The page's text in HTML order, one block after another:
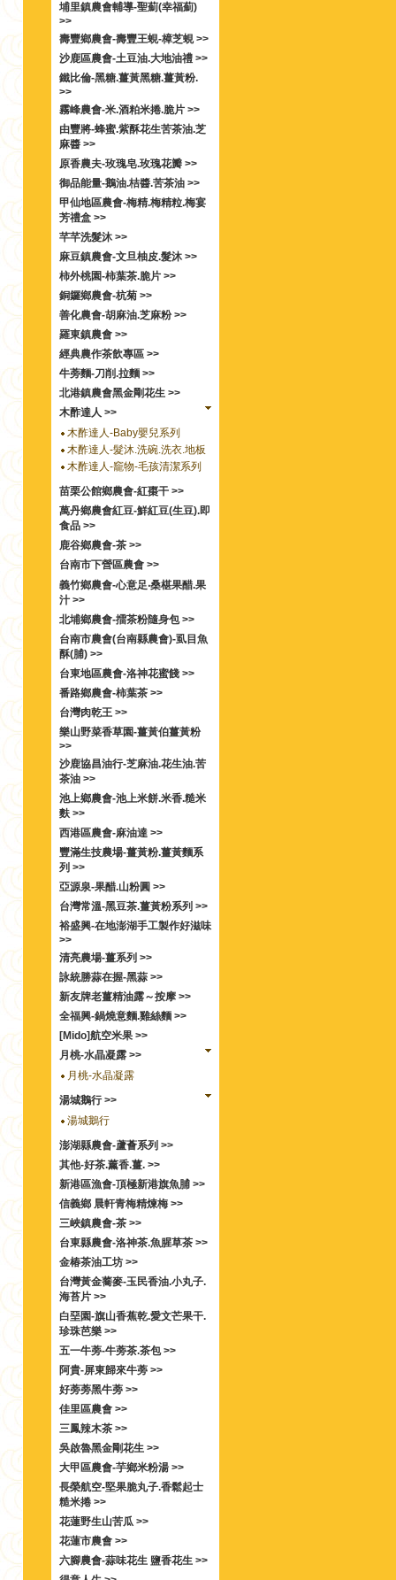
埔里鎮農會輔導-聖薊(幸福薊)
>>
壽豐鄉農會-壽豐王蜆-樟芝蜆 >>
沙鹿區農會-土豆油.大地油禮 >>
鐵比倫-黑糖.薑黃黑糖.薑黃粉.
>>
霧峰農會-米.酒粕米捲.脆片 >>
由豐將-蜂蜜.紫酥花生苦茶油.芝
麻醬 >>
原香農夫-玫瑰皂.玫瑰花瓣 >>
御品能量-鵝油.桔醬.苦茶油 >>
甲仙地區農會-梅精.梅精粒.梅宴
芳禮盒 >>
芊芊洗髮沐 >>
麻豆鎮農會-文旦柚皮.髮沐 >>
柿外桃園-柿葉茶.脆片 >>
銅鑼鄉農會-杭菊 >>
善化農會-胡麻油.芝麻粉 >>
羅東鎮農會 >>
經典農作茶飲專區 >>
牛蒡麵-刀削.拉麵 >>
北港鎮農會黑金剛花生 >>
木酢達人 >>
木酢達人-Baby嬰兒系列
木酢達人-髮沐.洗碗.洗衣.地板
木酢達人-竉物-毛孩清潔系列
苗栗公館鄉農會-紅棗干 >>
萬丹鄉農會紅豆-鮮紅豆(生豆).即
食品 >>
鹿谷鄉農會-茶 >>
台南市下營區農會 >>
義竹鄉農會-心意足‧桑椹果醋.果
汁 >>
北埔鄉農會-擂茶粉隨身包 >>
台南市農會(台南縣農會)-虱目魚
酥(脯) >>
台東地區農會-洛神花蜜餞 >>
番路鄉農會-柿葉茶 >>
台灣肉乾王 >>
樂山野菜香草園-薑黃伯薑黃粉
>>
沙鹿協昌油行-芝麻油.花生油.苦
茶油 >>
池上鄉農會-池上米餅.米香.糙米
麩 >>
西港區農會-麻油達 >>
豐滿生技農場-薑黃粉.薑黃麵系
列 >>
亞源泉-果醋.山粉圓 >>
台灣常溫-黑豆茶.薑黃粉系列 >>
裕盛興-在地澎湖手工製作好滋味
>>
清亮農場-薑系列 >>
詠統勝蒜在握-黑蒜 >>
新友牌老薑精油露～按摩 >>
全福興-鍋燒意麵.雞絲麵 >>
[Mido]航空米果 >>
月桃-水晶凝露 >>
月桃-水晶凝露
湯城鵝行 >>
湯城鵝行
澎湖縣農會-蘆薈系列 >>
其他-好茶.薰香.薑. >>
新港區漁會-頂極新港旗魚脯 >>
信義鄉 晨軒青梅精煉梅 >>
三峽鎮農會-茶 >>
台東縣農會-洛神茶.魚腥草茶 >>
金椿茶油工坊 >>
台灣黃金蕎麥-玉民香油.小丸子.
海苔片 >>
白堊園-旗山香蕉乾.愛文芒果干.
珍珠芭樂 >>
五一牛蒡-牛蒡茶.茶包 >>
阿貴-屏東歸來牛蒡 >>
好蒡蒡黑牛蒡 >>
佳里區農會 >>
三鳳辣木茶 >>
吳啟魯黑金剛花生 >>
大甲區農會-芋鄉米粉湯 >>
長榮航空-堅果脆丸子.香鬆起士
糙米捲 >>
花蓮野生山苦瓜 >>
花蓮市農會 >>
六腳農會-蒜味花生 鹽香花生 >>